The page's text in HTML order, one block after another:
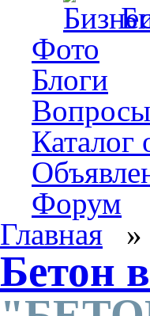
Фото
Блоги
Вопросы
Каталог
Форум
Главная »
Бетон